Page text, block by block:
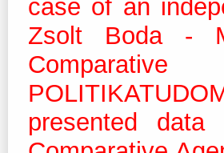
case of an
Zsolt Boda -
presented